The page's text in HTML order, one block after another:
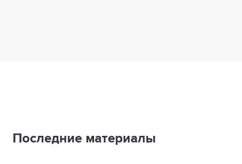
Последние материалы